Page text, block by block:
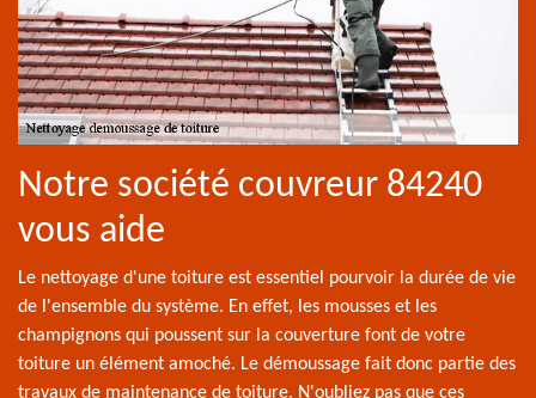
Notre société couvreur 84240
vous aide
Le nettoyage d'une toiture est essentiel pourvoir la durée de vie
de l'ensemble du système. En effet, les mousses et les
champignons qui poussent sur la couverture font de votre
toiture un élément amoché. Le démoussage fait donc partie des
travaux de maintenance de toiture. N'oubliez pas que ces